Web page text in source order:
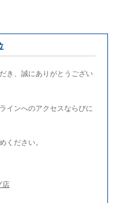
き、誠にありがとうござい
インへのアクセスならびに
ください。
店